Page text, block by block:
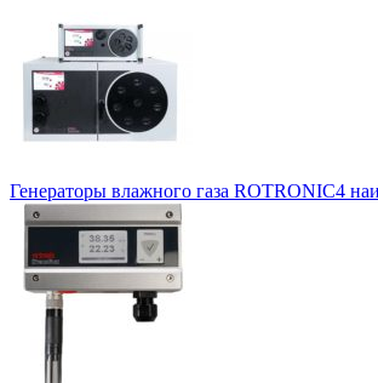
Генераторы влажного газа ROTRONIC4